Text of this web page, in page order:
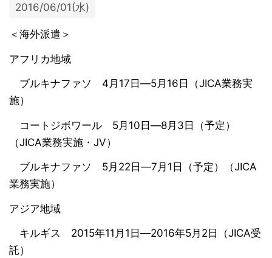
2016/06/01(水)
＜海外派遣＞
アフリカ地域
ブルキナファソ 4月17日―5月16日（JICA業務実
施）
コートジボワール 5月10日―8月3日（予定）
（JICA業務実施・JV）
ブルキナファソ 5月22日―7月1日（予定）（JICA
業務実施）
アジア地域
キルギス 2015年11月1日―2016年5月2日（JICA受
託）